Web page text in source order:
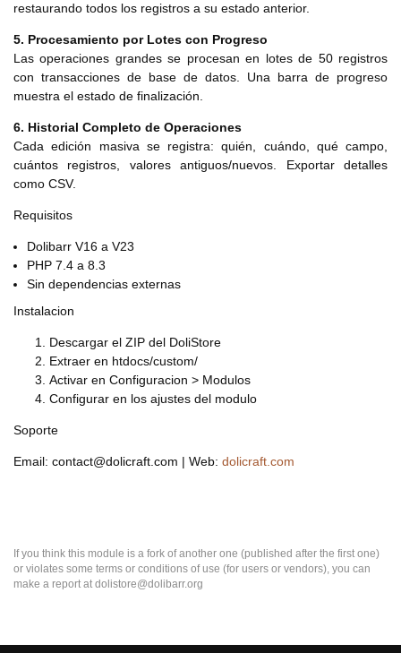
restaurando todos los registros a su estado anterior.
5. Procesamiento por Lotes con Progreso
Las operaciones grandes se procesan en lotes de 50 registros
con transacciones de base de datos. Una barra de progreso
muestra el estado de finalización.
6. Historial Completo de Operaciones
Cada edición masiva se registra: quién, cuándo, qué campo,
cuántos registros, valores antiguos/nuevos. Exportar detalles
como CSV.
Requisitos
Dolibarr V16 a V23
PHP 7.4 a 8.3
Sin dependencias externas
Instalacion
Descargar el ZIP del DoliStore
Extraer en htdocs/custom/
Activar en Configuracion > Modulos
Configurar en los ajustes del modulo
Soporte
Email: contact@dolicraft.com | Web: dolicraft.com
If you think this module is a fork of another one (published after the first one)
or violates some terms or conditions of use (for users or vendors), you can
make a report at dolistore@dolibarr.org